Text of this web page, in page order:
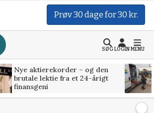
Prøv 30 dage for 30 kr.
SØGLOGINMENU
Nye aktierekorder – og den
brutale lektie fra et 24-årigt
finansgeni